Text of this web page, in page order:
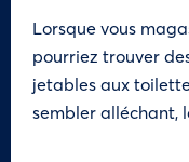
Lorsque vous
pourriez trouver
jetables aux
sembler alléchant,